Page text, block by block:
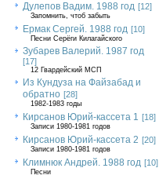
Дулепов Вадим. 1988 год [12]
Запомнить, чтоб забыть
Ермак Сергей. 1988 год [10]
Песни Серёги Килагайского
Зубарев Валерий. 1987 год
[17]
12 Гвардейский МСП
Из Кундуза на Файзабад и
обратно [28]
1982-1983 годы
Кирсанов Юрий-кассета 1 [18]
Записи 1980-1981 годов
Кирсанов Юрий-кассета 2 [20]
Записи 1980-1981 годов
Климнюк Андрей. 1988 год [10]
Песни